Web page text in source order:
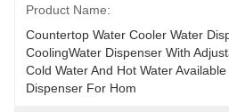
Product Name:
Countertop Water Cooler Water
CoolingWater Dispenser With
Cold Water And Hot Water
Dispenser For Hom